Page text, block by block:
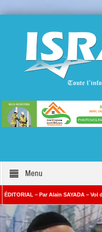
Menu
– Par Alain SAYADA – Vol des
SAYADA Benjamin